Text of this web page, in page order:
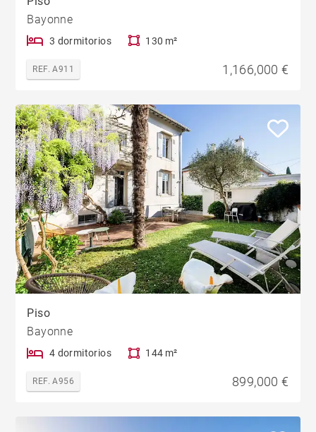
Bayonne
3 dormitorios 130 m²
REF. A911 1,166,000 €
Piso
Bayonne
4 dormitorios 144 m²
REF. A956 899,000 €